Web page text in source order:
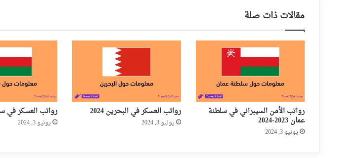
مقالات ذات صلة
رواتب الأمن السيبراني في سلطنة
عمان 2023-2024
يونيو 3, 2024
رواتب العسكر في البحرين 2024
يونيو 3, 2024
رواتب العسكر في
يونيو 3, 2024